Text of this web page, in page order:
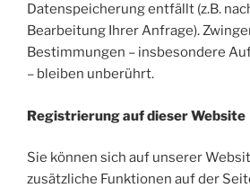
Datenspeicherung entfällt (z.B.
Bearbeitung Ihrer Anfrage).
Bestimmungen – insbesondere
– bleiben unberührt.
Registrierung auf dieser Website
Sie können sich auf unserer
zusätzliche Funktionen auf der